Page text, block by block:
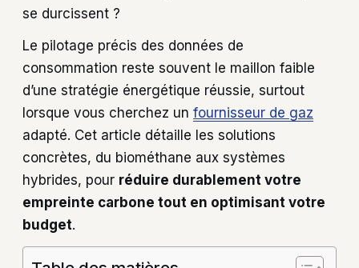
se durcissent ?
Le pilotage précis des données de
consommation reste souvent le maillon faible
d’une stratégie énergétique réussie, surtout
lorsque vous cherchez un fournisseur de gaz
adapté. Cet article détaille les solutions
concrètes, du biométhane aux systèmes
hybrides, pour réduire durablement votre
empreinte carbone tout en optimisant votre
budget.